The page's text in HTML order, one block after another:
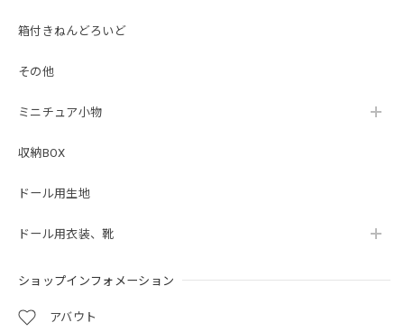
箱付きねんどろいど
その他
ミニチュア小物
収納BOX
ドール用生地
ドール用衣装、靴
ショップインフォメーション
アバウト